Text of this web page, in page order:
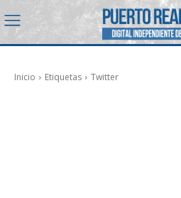
Inicio Etiquetas Twitter